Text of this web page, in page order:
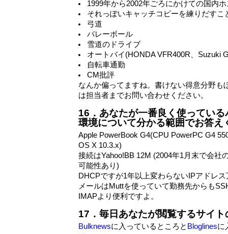
1999年から2002年ごろにかけての国内
それっぽいキャッチコピーを練りだすこ
弓道
バレーボール
雪道のドライブ
オートバイ(HONDA VFR400R、Suzuki
自転車通勤
CM批評
なんか偏ってますね。書けない得意分野も
は担当者までお問い合わせください。
16．あなたが一番良く使ってい
環境について分かる範囲でお答え
Apple PowerBook G4(CPU PowerPC G4
OS X 10.3.x)
接続はYahoo!BB 12M (2004年1月末で会社
可能性あり)
DHCPですが1年以上変わらないIPアドレス
メールはMuttを使っていて勤務先からも
IMAPより便利ですよ。
17．毎日あなたが閲覧するサイ
Bulknewsに入っているところと Bloglinesに